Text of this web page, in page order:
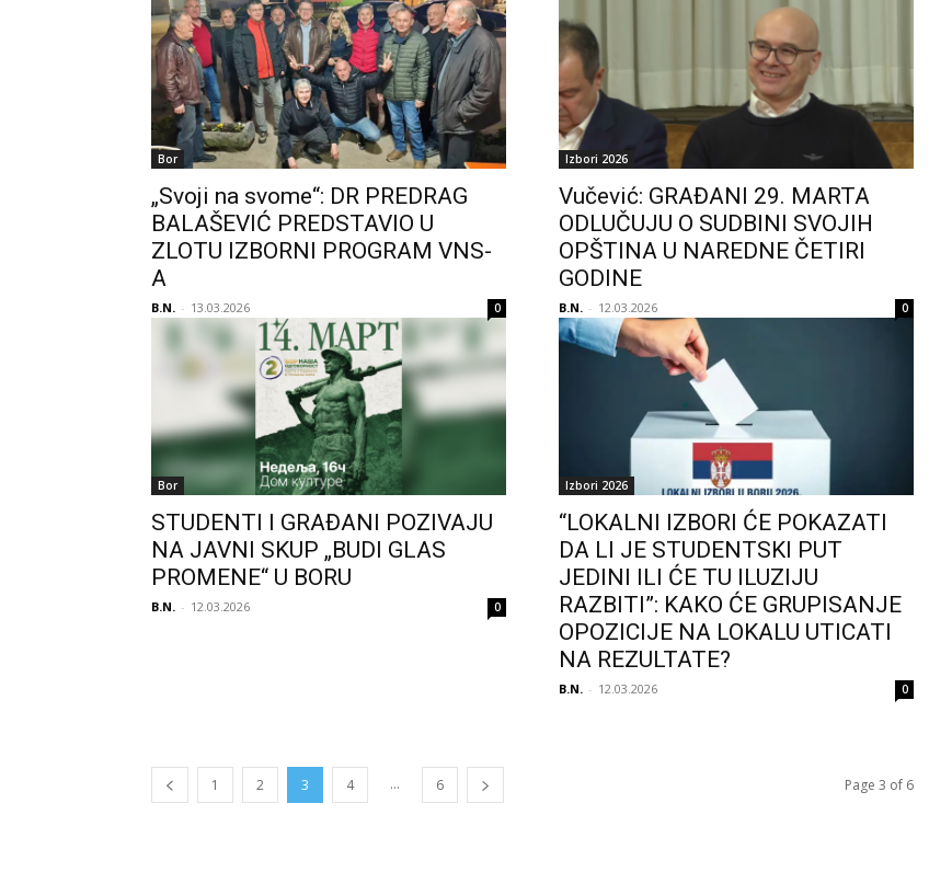
Bor
„Svoji na svome“: DR PREDRAG
BALAŠEVIĆ PREDSTAVIO U
ZLOTU IZBORNI PROGRAM VNS-
A
B.N. - 13.03.2026 0
Izbori 2026
Vučević: GRAĐANI 29. MARTA
ODLUČUJU O SUDBINI SVOJIH
OPŠTINA U NAREDNE ČETIRI
GODINE
B.N. - 12.03.2026 0
Bor
STUDENTI I GRAĐANI POZIVAJU
NA JAVNI SKUP „BUDI GLAS
PROMENE“ U BORU
B.N. - 12.03.2026 0
Izbori 2026
“LOKALNI IZBORI ĆE POKAZATI
DA LI JE STUDENTSKI PUT
JEDINI ILI ĆE TU ILUZIJU
RAZBITI”: KAKO ĆE GRUPISANJE
OPOZICIJE NA LOKALU UTICATI
NA REZULTATE?
B.N. - 12.03.2026 0
1 2 3 4 ... 6 Page 3 of 6